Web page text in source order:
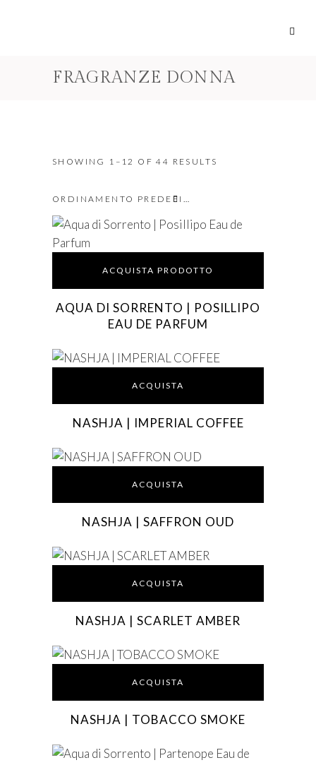
FRAGRANZE DONNA
SHOWING 1–12 OF 44 RESULTS
ORDINAMENTO PREDEFINITO
ACQUISTA PRODOTTO
AQUA DI SORRENTO | POSILLIPO
EAU DE PARFUM
ACQUISTA
NASHJA | IMPERIAL COFFEE
ACQUISTA
NASHJA | SAFFRON OUD
ACQUISTA
NASHJA | SCARLET AMBER
ACQUISTA
NASHJA | TOBACCO SMOKE